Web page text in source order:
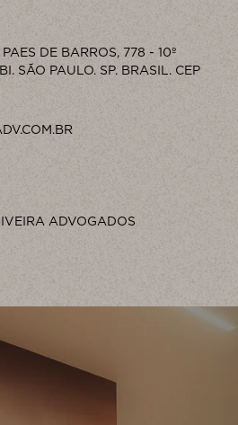
DE BARROS, 778 - 10º
SÃO PAULO. SP. BRASIL. CEP
ADVOGADOS